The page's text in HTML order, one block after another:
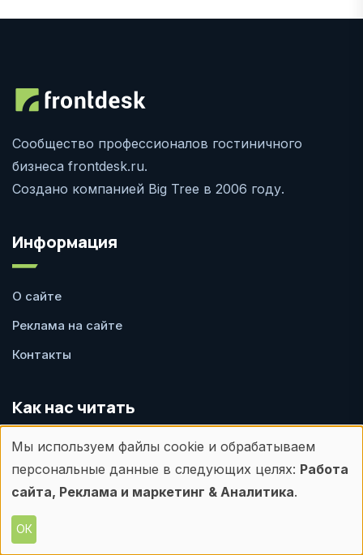
Сообщество профессионалов гостиничного
бизнеса frontdesk.ru.
Создано компанией Big Tree в 2006 году.
Информация
О сайте
Реклама на сайте
Контакты
Как нас читать
Telegram
ВКонтакте
Рассылка
Использование
персональных
данных
Мы используем файлы cookie и обрабатываем
персональные данные в следующих целях: Работа
сайта, Реклама и маркетинг & Аналитика.
ОК